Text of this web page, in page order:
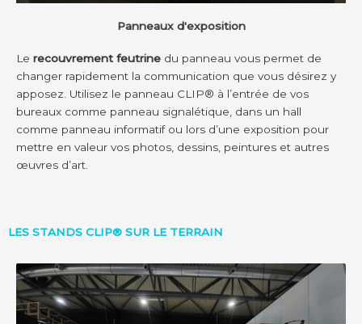
Panneaux d'exposition
Le recouvrement feutrine du panneau vous permet de
changer rapidement la communication que vous désirez y
apposez. Utilisez le panneau CLIP® à l’entrée de vos
bureaux comme panneau signalétique, dans un hall
comme panneau informatif ou lors d’une exposition pour
mettre en valeur vos photos, dessins, peintures et autres
œuvres d’art.
LES STANDS CLIP® SUR LE TERRAIN